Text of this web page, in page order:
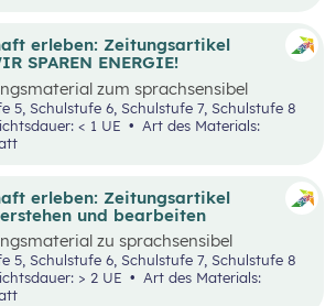
erleben: Zeitungsartikel
SPAREN ENERGIE!
zum sprachsensibel
Zeitungsartikel “Wir sparen
Schulstufe 5, Schulstufe 6, Schulstufe 7, Schulstufe 8
< 1 UE
erleben: Zeitungsartikel
und bearbeiten
zu sprachsensibel
Zeitungsartikeln.
Schulstufe 5, Schulstufe 6, Schulstufe 7, Schulstufe 8
> 2 UE
Art des Materials: